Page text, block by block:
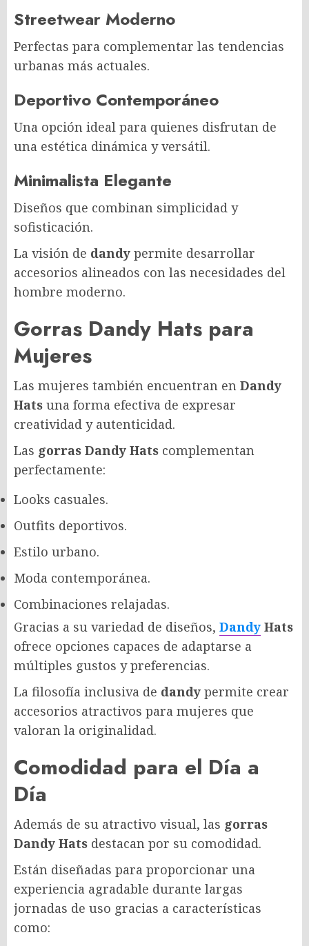
Streetwear Moderno
Perfectas para complementar las tendencias
urbanas más actuales.
Deportivo Contemporáneo
Una opción ideal para quienes disfrutan de
una estética dinámica y versátil.
Minimalista Elegante
Diseños que combinan simplicidad y
sofisticación.
La visión de dandy permite desarrollar
accesorios alineados con las necesidades del
hombre moderno.
Gorras Dandy Hats para
Mujeres
Las mujeres también encuentran en Dandy
Hats una forma efectiva de expresar
creatividad y autenticidad.
Las gorras Dandy Hats complementan
perfectamente:
Looks casuales.
Outfits deportivos.
Estilo urbano.
Moda contemporánea.
Combinaciones relajadas.
Gracias a su variedad de diseños, Dandy Hats
ofrece opciones capaces de adaptarse a
múltiples gustos y preferencias.
La filosofía inclusiva de dandy permite crear
accesorios atractivos para mujeres que
valoran la originalidad.
Comodidad para el Día a
Día
Además de su atractivo visual, las gorras
Dandy Hats destacan por su comodidad.
Están diseñadas para proporcionar una
experiencia agradable durante largas
jornadas de uso gracias a características
como: